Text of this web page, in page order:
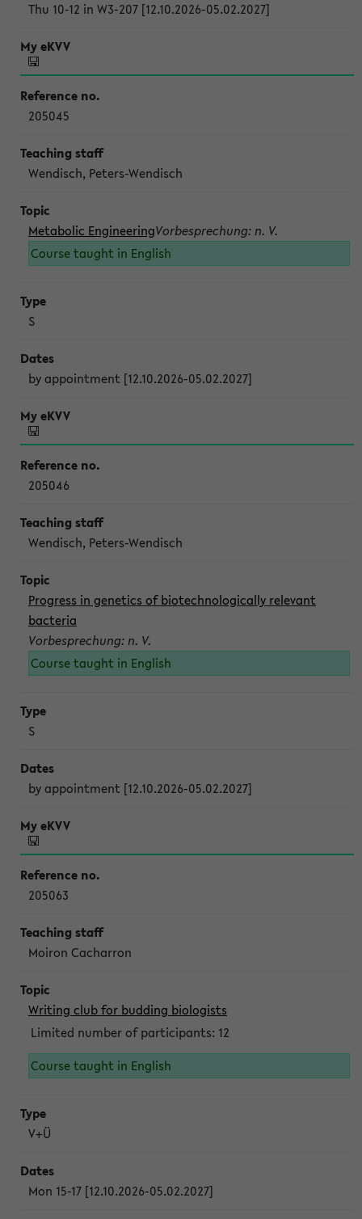
Thu 10-12 in W3-207 [12.10.2026-05.02.2027]
205045
Wendisch, Peters-Wendisch
Metabolic EngineeringVorbesprechung: n. V.
Course taught in English
S
by appointment [12.10.2026-05.02.2027]
205046
Wendisch, Peters-Wendisch
Progress in genetics of biotechnologically relevant
bacteria
Vorbesprechung: n. V.
Course taught in English
S
by appointment [12.10.2026-05.02.2027]
205063
Moiron Cacharron
Writing club for budding biologists
Limited number of participants: 12
Course taught in English
V+Ü
Mon 15-17 [12.10.2026-05.02.2027]